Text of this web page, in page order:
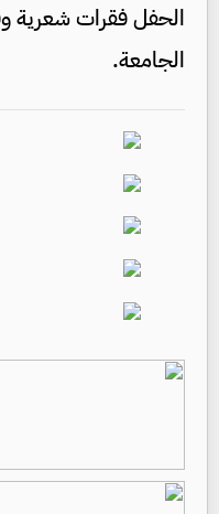
الحفل فقرات شعرية
الجامعة.